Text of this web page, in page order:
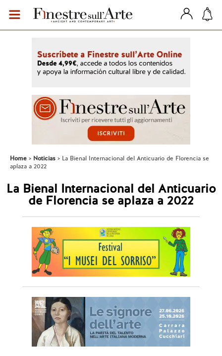
Home Noticias
La Bienal Internacional del Anticuario de Florencia se
aplaza a 2022
La Bienal Internacional del Anticuario
de Florencia se aplaza a 2022